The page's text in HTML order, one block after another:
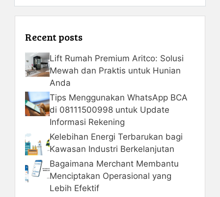
Recent posts
Lift Rumah Premium Aritco: Solusi
Mewah dan Praktis untuk Hunian
Anda
Tips Menggunakan WhatsApp BCA
di 08111500998 untuk Update
Informasi Rekening
Kelebihan Energi Terbarukan bagi
Kawasan Industri Berkelanjutan
Bagaimana Merchant Membantu
Menciptakan Operasional yang
Lebih Efektif